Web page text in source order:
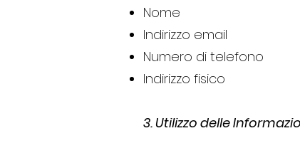
Nome
Indirizzo email
Numero di telefono
Indirizzo fisico
3. Utilizzo delle